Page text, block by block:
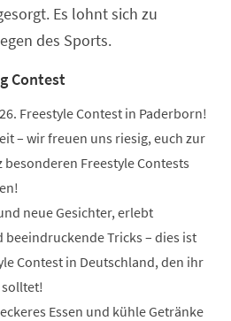
Es lohnt sich zu
des Sports.
Contest
Freestyle Contest in Paderborn!
– wir freuen uns riesig, euch zur
besonderen Freestyle Contests
neue Gesichter, erlebt
Tricks – dies ist
Contest in Deutschland, den ihr
solltet!
Essen und kühle Getränke